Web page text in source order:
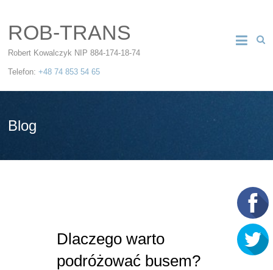
ROB-TRANS
Robert Kowalczyk NIP 884-174-18-74
Telefon:+48 74 853 54 65
Blog
Dlaczego warto
podróżować busem?